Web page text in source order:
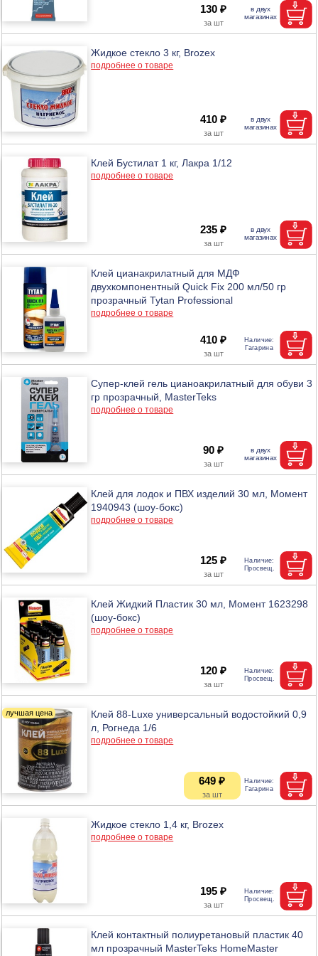
130 ₽
Жидкое стекло 3 кг, Brozex
подробнее о товаре
410 ₽
Клей Бустилат 1 кг, Лакра 1/12
подробнее о товаре
235 ₽
Клей цианакрилатный для МДФ
двухкомпонентный Quiсk Fix 200 мл/50 гр
прозрачный Tytan Professional
подробнее о товаре
410 ₽
Супер-клей гель цианоакрилатный для обуви 3
гр прозрачный, MasterTeks
подробнее о товаре
90 ₽
Клей для лодок и ПВХ изделий 30 мл, Момент
1940943 (шоу-бокс)
подробнее о товаре
125 ₽
Клей Жидкий Пластик 30 мл, Момент 1623298
(шоу-бокс)
подробнее о товаре
120 ₽
Клей 88-Luxe универсальный водостойкий 0,9
л, Рогнеда 1/6
подробнее о товаре
649 ₽
Жидкое стекло 1,4 кг, Brozex
подробнее о товаре
195 ₽
Клей контактный полиуретановый пластик 40
мл прозрачный MasterTeks HomeMaster